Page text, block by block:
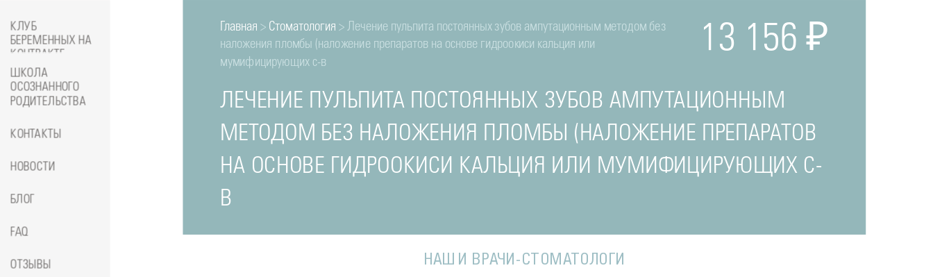
КЛУБ
БЕРЕМЕННЫХ НА
КОНТРАКТЕ
ШКОЛА
ОСОЗНАННОГО
РОДИТЕЛЬСТВА
КОНТАКТЫ
НОВОСТИ
БЛОГ
FAQ
ОТЗЫВЫ
13 156 ₽
Главная > Стоматология > Лечение пульпита постоянных зубов ампутационным методом без
наложения пломбы (наложение препаратов на основе гидроокиси кальция или
мумифицирующих с-в
ЛЕЧЕНИЕ ПУЛЬПИТА ПОСТОЯННЫХ ЗУБОВ АМПУТАЦИОННЫМ
МЕТОДОМ БЕЗ НАЛОЖЕНИЯ ПЛОМБЫ (НАЛОЖЕНИЕ ПРЕПАРАТОВ
НА ОСНОВЕ ГИДРООКИСИ КАЛЬЦИЯ ИЛИ МУМИФИЦИРУЮЩИХ С-
В
НАШИ ВРАЧИ-СТОМАТОЛОГИ